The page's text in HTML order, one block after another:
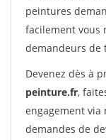
peintures
facilement vous
demandeurs de
Devenez dès à
peinture.fr,
engagement
demandes de